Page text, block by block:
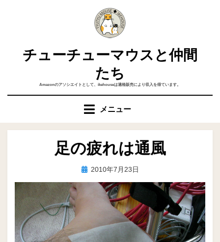
チューチューマウスと仲間
たち
Amazonのアソシエイトとして、ikehouseは適格販売により収入を得ています。
メニュー
足の疲れは通風
投稿者ike
投 2010年7月23日